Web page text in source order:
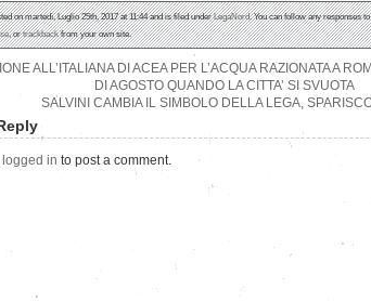
on martedì, Luglio 25th, 2017 at 11:44 and is filed underLegaNord. You can follow any responses
, ortrackbackfrom your own site.
ALL’ITALIANA DI ACEA PER L’ACQUA RAZIONATA A
DI AGOSTO QUANDO LA CITTA’ SI SVUOTA
SALVINI CAMBIA IL SIMBOLO DELLA LEGA,
logged in to post a comment.